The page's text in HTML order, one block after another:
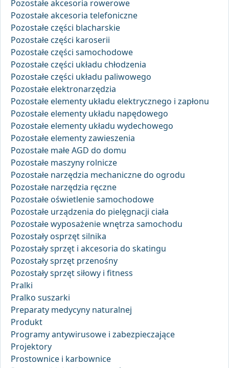
Pozostałe akcesoria rowerowe
Pozostałe akcesoria telefoniczne
Pozostałe części blacharskie
Pozostałe części karoserii
Pozostałe części samochodowe
Pozostałe części układu chłodzenia
Pozostałe części układu paliwowego
Pozostałe elektronarzędzia
Pozostałe elementy układu elektrycznego i zapłonu
Pozostałe elementy układu napędowego
Pozostałe elementy układu wydechowego
Pozostałe elementy zawieszenia
Pozostałe małe AGD do domu
Pozostałe maszyny rolnicze
Pozostałe narzędzia mechaniczne do ogrodu
Pozostałe narzędzia ręczne
Pozostałe oświetlenie samochodowe
Pozostałe urządzenia do pielęgnacji ciała
Pozostałe wyposażenie wnętrza samochodu
Pozostały osprzęt silnika
Pozostały sprzęt i akcesoria do skatingu
Pozostały sprzęt przenośny
Pozostały sprzęt siłowy i fitness
Pralki
Pralko suszarki
Preparaty medycyny naturalnej
Produkt
Programy antywirusowe i zabezpieczające
Projektory
Prostownice i karbownice